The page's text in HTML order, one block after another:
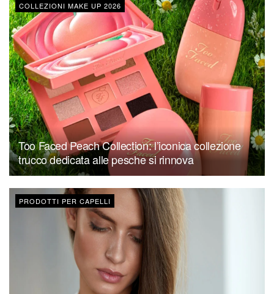
COLLEZIONI MAKE UP 2026
Too Faced Peach Collection: l’iconica collezione
trucco dedicata alle pesche si rinnova
PRODOTTI PER CAPELLI